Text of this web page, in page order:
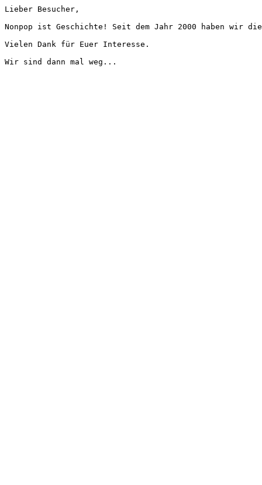
Lieber Besucher,
Nonpop ist Geschichte! Seit dem Jahr 2000 haben wir
Vielen Dank für Euer Interesse.
Wir sind dann mal weg...